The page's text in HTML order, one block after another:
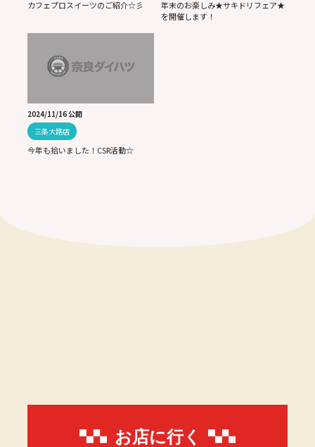
カフェプロスイーツのご紹介☆彡
年末のお楽しみ★サキドリフェア★
を開催します！
2024/11/16 公開
三条大路店
今年も拾いました！CSR活動☆
お店に行く